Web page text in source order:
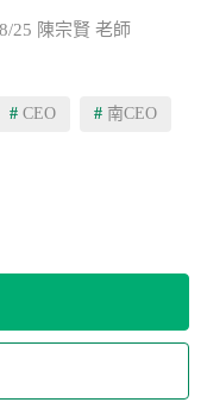
25 陳宗賢 老師
# CEO # 南CEO